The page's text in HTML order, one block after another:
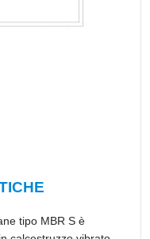
tipo MBR S è